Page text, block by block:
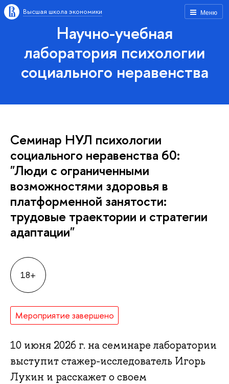
Меню
ысшая школа экономики
Научно-учебная
лаборатория психологии
социального неравенства
Семинар НУЛ психологии
социального неравенства 60:
"Люди с ограниченными
озможностями здоровья
платформенной занятости:
трудовые траектории и стратегии
адаптации"
18+
Мероприятие завершено
10 июня 2026 г. на семинаре лаборатории
ыступит стажер-исследователь Игорь
Лукин и расскажет о своем